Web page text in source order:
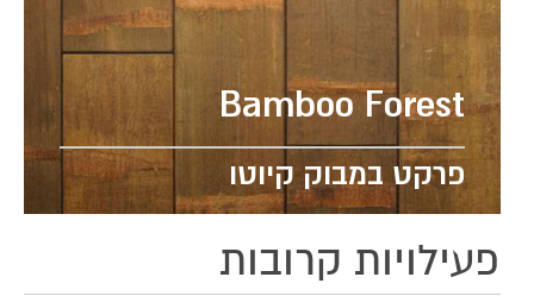
Bamboo Forest
פרקט במבוק קיוטו
פעילויות קרובות